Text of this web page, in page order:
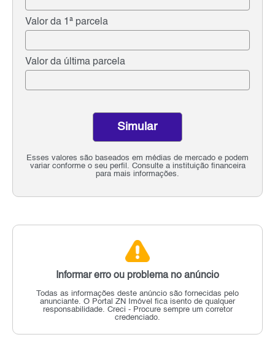
Valor da 1ª parcela
Valor da última parcela
Esses valores são baseados em médias de mercado e podem
variar conforme o seu perfil. Consulte a instituição financeira
para mais informações.
Simular
Informar erro ou problema no anúncio
Todas as informações deste anúncio são fornecidas pelo
anunciante. O Portal ZN Imóvel fica isento de qualquer
responsabilidade. Creci - Procure sempre um corretor
credenciado.